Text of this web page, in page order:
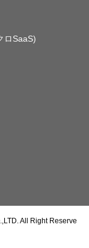
ロSaaS)
All Right Reserve